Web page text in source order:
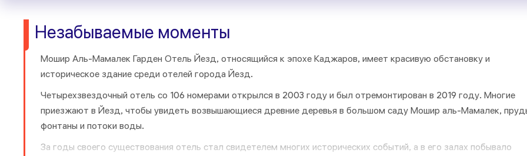
Незабываемые моменты
Мошир Аль-Мамалек Гарден Отель Йезд, относящийся к эпохе Каджаров, имеет красивую обстановку и
историческое здание среди отелей города Йезд.
Четырехзвездочный отель со 106 номерами открылся в 2003 году и был отремонтирован в 2019 году. Многие
приезжают в Йезд, чтобы увидеть возвышающиеся древние деревья в большом саду Мошир аль-Мамалек,
фонтаны и потоки воды.
За годы своего существования отель стал свидетелем многих исторических событий, а в его залах побывало